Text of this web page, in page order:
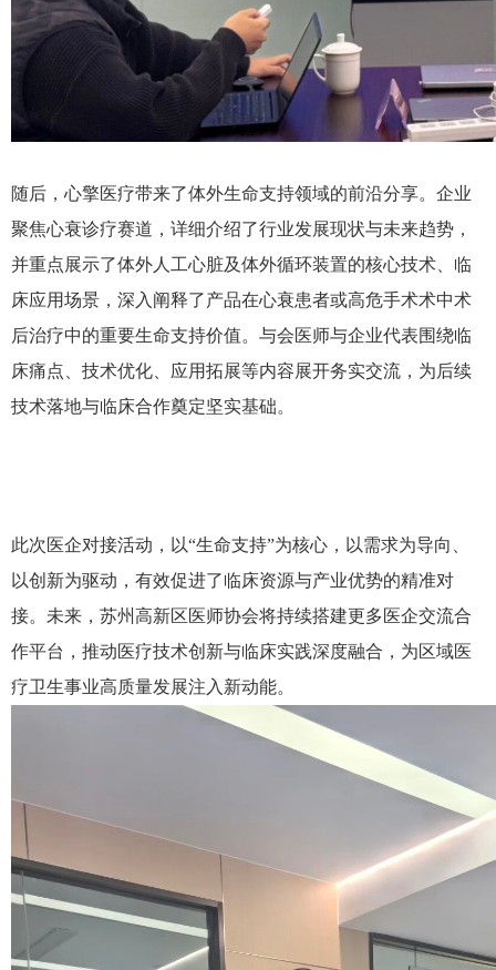
随后，心擎医疗带来了体外生命支持领域的前沿分享。企业
聚焦心衰诊疗赛道，详细介绍了行业发展现状与未来趋势，
并重点展示了体外人工心脏及体外循环装置的核心技术、临
床应用场景，深入阐释了产品在心衰患者或高危手术术中术
后治疗中的重要生命支持价值。与会医师与企业代表围绕临
床痛点、技术优化、应用拓展等内容展开务实交流，为后续
技术落地与临床合作奠定坚实基础。
此次医企对接活动，以“生命支持”为核心，以需求为导向、
以创新为驱动，有效促进了临床资源与产业优势的精准对
接。未来，苏州高新区医师协会将持续搭建更多医企交流合
作平台，推动医疗技术创新与临床实践深度融合，为区域医
疗卫生事业高质量发展注入新动能。